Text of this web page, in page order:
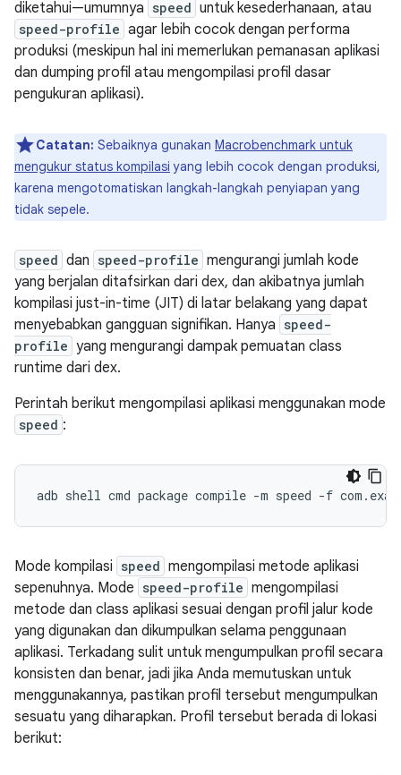
diketahui—umumnya speed untuk kesederhanaan, atau
speed-profile agar lebih cocok dengan performa
produksi (meskipun hal ini memerlukan pemanasan aplikasi
dan dumping profil atau mengompilasi profil dasar
pengukuran aplikasi).
Catatan: Sebaiknya gunakan Macrobenchmark untuk
mengukur status kompilasi yang lebih cocok dengan produksi,
karena mengotomatiskan langkah-langkah penyiapan yang
tidak sepele.
speed dan speed-profile mengurangi jumlah kode
yang berjalan ditafsirkan dari dex, dan akibatnya jumlah
kompilasi just-in-time (JIT) di latar belakang yang dapat
menyebabkan gangguan signifikan. Hanya speed-
profile yang mengurangi dampak pemuatan class
runtime dari dex.
Perintah berikut mengompilasi aplikasi menggunakan mode
speed :
adb shell cmd package compile -m speed -f
Mode kompilasi speed mengompilasi metode aplikasi
sepenuhnya. Mode speed-profile mengompilasi
metode dan class aplikasi sesuai dengan profil jalur kode
yang digunakan dan dikumpulkan selama penggunaan
aplikasi. Terkadang sulit untuk mengumpulkan profil secara
konsisten dan benar, jadi jika Anda memutuskan untuk
menggunakannya, pastikan profil tersebut mengumpulkan
sesuatu yang diharapkan. Profil tersebut berada di lokasi
berikut: